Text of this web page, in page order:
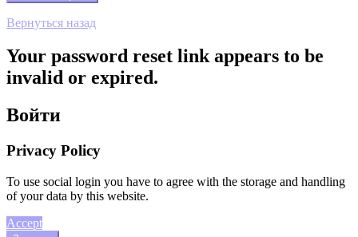
Вернуться назад
Your password reset link appears to be
invalid or expired.
Войти
Privacy Policy
To use social login you have to agree with the storage and handling
of your data by this website.
Accept